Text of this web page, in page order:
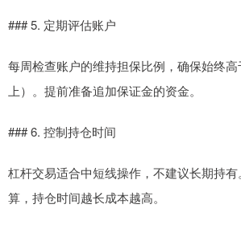
### 5. 定期评估账户
每周检查账户的维持担保比例，确保始终
上）。提前准备追加保证金的资金。
### 6. 控制持仓时间
杠杆交易适合中短线操作，不建议长期持
算，持仓时间越长成本越高。